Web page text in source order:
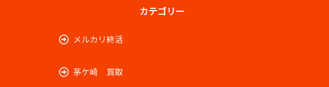
カテゴリー
メルカリ終活
茅ケ崎 買取